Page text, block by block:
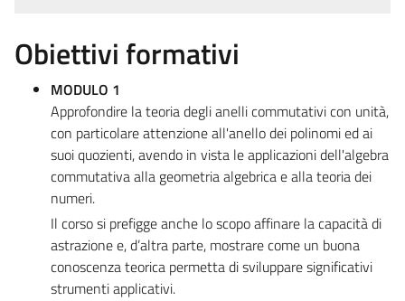
Obiettivi formativi
MODULO 1
Approfondire la teoria degli anelli commutativi con unità,
con particolare attenzione all'anello dei polinomi ed ai
suoi quozienti, avendo in vista le applicazioni dell'algebra
commutativa alla geometria algebrica e alla teoria dei
numeri.
Il corso si prefigge anche lo scopo affinare la capacità di
astrazione e, d’altra parte, mostrare come un buona
conoscenza teorica permetta di sviluppare significativi
strumenti applicativi.